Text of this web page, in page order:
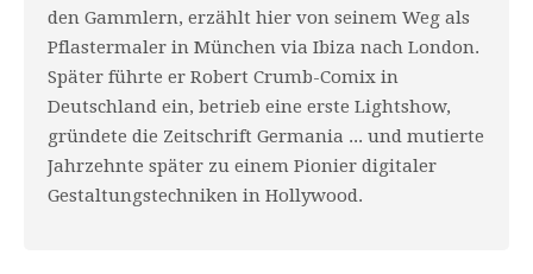
den Gammlern, erzählt hier von seinem Weg als
Pflastermaler in München via Ibiza nach London.
Später führte er Robert Crumb-Comix in
Deutschland ein, betrieb eine erste Lightshow,
gründete die Zeitschrift Germania ... und mutierte
Jahrzehnte später zu einem Pionier digitaler
Gestaltungstechniken in Hollywood.